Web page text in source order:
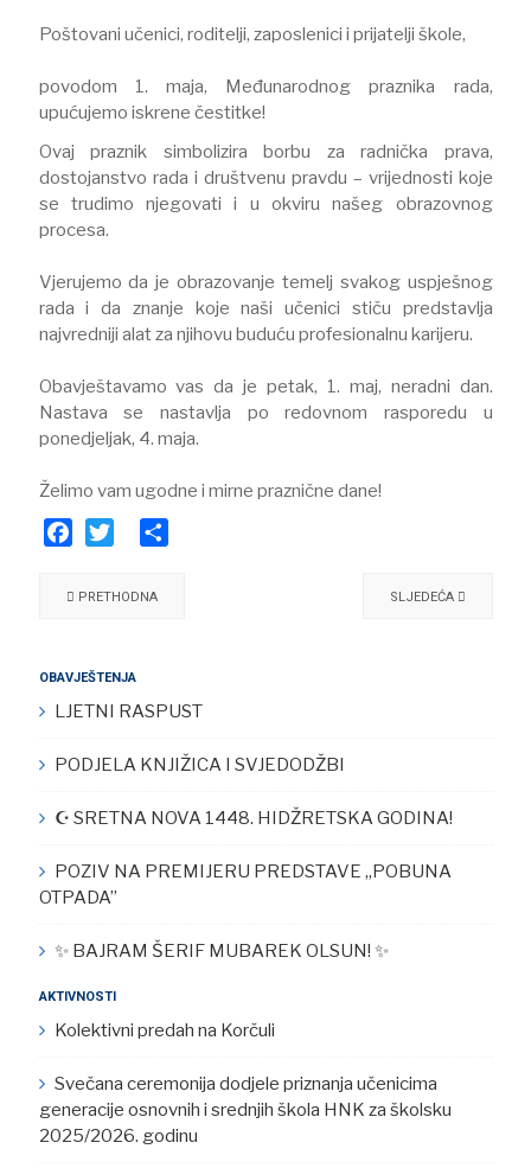
Poštovani učenici, roditelji, zaposlenici i prijatelji škole,
​povodom 1. maja, Međunarodnog praznika rada,
upućujemo iskrene čestitke!
Ovaj praznik simbolizira borbu za radnička prava,
dostojanstvo rada i društvenu pravdu – vrijednosti koje
se trudimo njegovati i u okviru našeg obrazovnog
procesa.
​Vjerujemo da je obrazovanje temelj svakog uspješnog
rada i da znanje koje naši učenici stiču predstavlja
najvredniji alat za njihovu buduću profesionalnu karijeru.
​Obavještavamo vas da je petak, 1. maj, neradni dan.
Nastava se nastavlja po redovnom rasporedu u
ponedjeljak, 4. maja.
Želimo vam ugodne i mirne praznične dane!
PRETHODNA SLJEDEĆA
OBAVJEŠTENJA
LJETNI RASPUST
PODJELA KNJIŽICA I SVJEDODŽBI
☪︎ SRETNA NOVA 1448. HIDŽRETSKA GODINA!
POZIV NA PREMIJERU PREDSTAVE „POBUNA
OTPADA”
✨ BAJRAM ŠERIF MUBAREK OLSUN! ✨
AKTIVNOSTI
Kolektivni predah na Korčuli
Svečana ceremonija dodjele priznanja učenicima
generacije osnovnih i srednjih škola HNK za školsku
2025/2026. godinu